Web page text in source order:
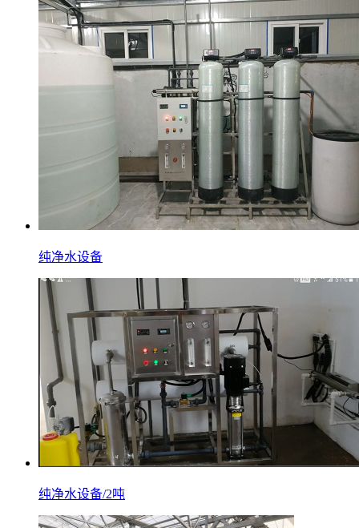
纯净水设备
纯净水设备/2吨